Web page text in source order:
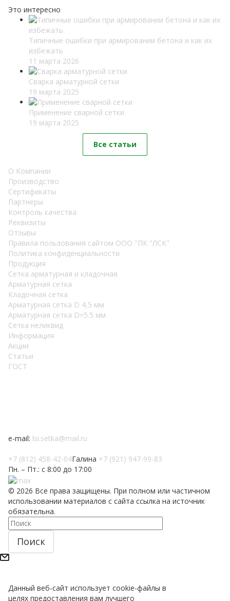
Это интересно
Типичные ошибки при армировании бетона и как их
избежать
11 марта 2026
Сварка арматурной сетки
19 марта 2025
Применение сварной сетки
19 марта 2025
Все статьи
О Компании
Производство
Сертификаты
Партнеры
Контроль качества
Реквизиты
Отзывы
Правила пользования сайтом ООО "ПК "ЛСК"
Политика конфиденциальности
Продукция
Сетка арматурная и кладочная
Арматурная сетка
Кладочная сетка
Арматурная сетка D 4,5 мм
Арматурная сетка D=5.5 мм
Сетка неликвид
Информация
Акции
Статьи
ГОСТ
e-mail: lsi.setka@mail.ru
+7 (812) 458-42-04Галина +7 (921) 947-99-83
Пн. – Пт.: с 8:00 до 17:00
© 2026 Все права защищены. При полном или частичном
использовании материалов с сайта ссылка на источник
обязательна.
Поиск
Данный веб-сайт использует cookie-файлы в
целях предоставления вам лучшего